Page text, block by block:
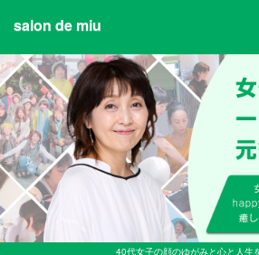
40代女子の顔のゆがみと心と人生
salon de miu